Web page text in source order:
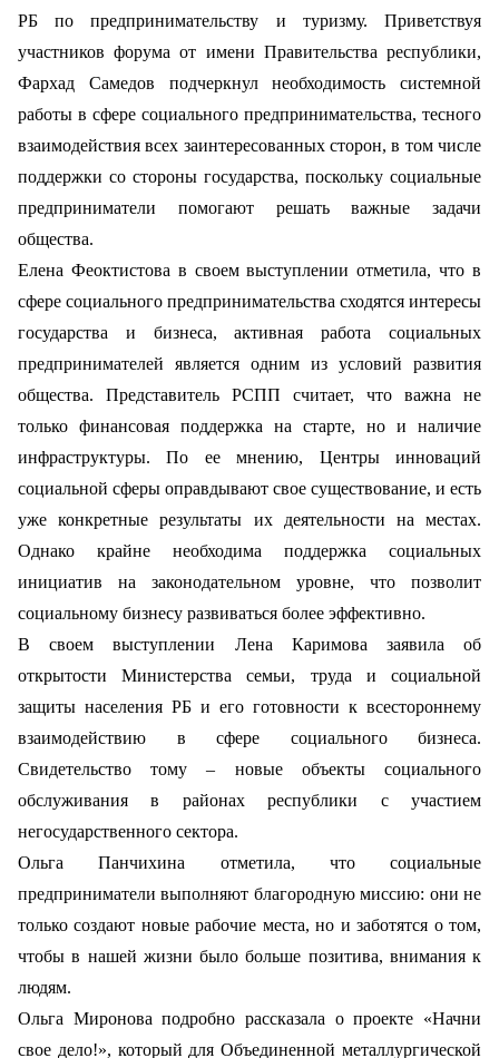
РБ по предпринимательству и туризму. Приветствуя
участников форума от имени Правительства республики,
Фархад Самедов подчеркнул необходимость системной
работы в сфере социального предпринимательства, тесного
взаимодействия всех заинтересованных сторон, в том числе
поддержки со стороны государства, поскольку социальные
предприниматели помогают решать важные задачи
общества.
Елена Феоктистова в своем выступлении отметила, что в
сфере социального предпринимательства сходятся интересы
государства и бизнеса, активная работа социальных
предпринимателей является одним из условий развития
общества. Представитель РСПП считает, что важна не
только финансовая поддержка на старте, но и наличие
инфраструктуры. По ее мнению, Центры инноваций
социальной сферы оправдывают свое существование, и есть
уже конкретные результаты их деятельности на местах.
Однако крайне необходима поддержка социальных
инициатив на законодательном уровне, что позволит
социальному бизнесу развиваться более эффективно.
В своем выступлении Лена Каримова заявила об
открытости Министерства семьи, труда и социальной
защиты населения РБ и его готовности к всестороннему
взаимодействию в сфере социального бизнеса.
Свидетельство тому – новые объекты социального
обслуживания в районах республики с участием
негосударственного сектора.
Ольга Панчихина отметила, что социальные
предприниматели выполняют благородную миссию: они не
только создают новые рабочие места, но и заботятся о том,
чтобы в нашей жизни было больше позитива, внимания к
людям.
Ольга Миронова подробно рассказала о проекте «Начни
свое дело!», который для Объединенной металлургической